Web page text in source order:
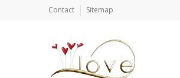
Contact Sitemap